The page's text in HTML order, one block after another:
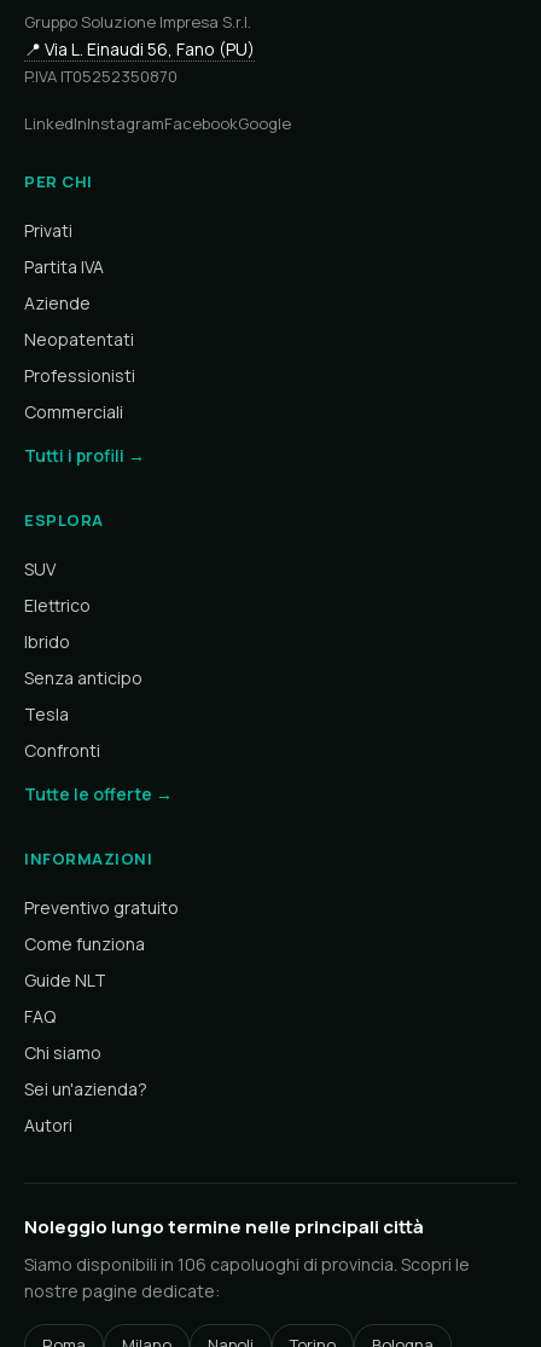
Gruppo Soluzione Impresa S.r.l.
📍 Via L. Einaudi 56, Fano (PU)
P.IVA IT05252350870
LinkedInInstagramFacebookGoogle
PER CHI
Privati
Partita IVA
Aziende
Neopatentati
Professionisti
Commerciali
Tutti i profili →
ESPLORA
SUV
Elettrico
Ibrido
Senza anticipo
Tesla
Confronti
Tutte le offerte →
INFORMAZIONI
Preventivo gratuito
Come funziona
Guide NLT
FAQ
Chi siamo
Sei un'azienda?
Autori
Noleggio lungo termine nelle principali città
Siamo disponibili in 106 capoluoghi di provincia. Scopri le
nostre pagine dedicate: